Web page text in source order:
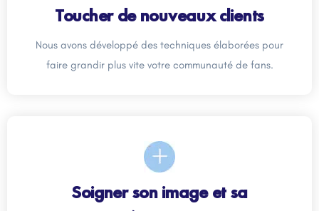
Toucher de nouveaux clients
Nous avons développé des techniques élaborées pour
faire grandir plus vite votre communauté de fans.
Soigner son image et sa